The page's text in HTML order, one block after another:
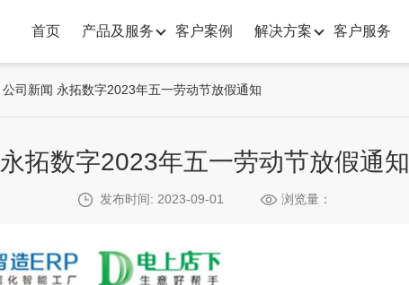
首页 产品及服务 客户案例 解决方案 客户服务
公司新闻 永拓数字2023年五一劳动节放假通知
永拓数字2023年五一劳动节放假通知
发布时间: 2023-09-01 浏览量：